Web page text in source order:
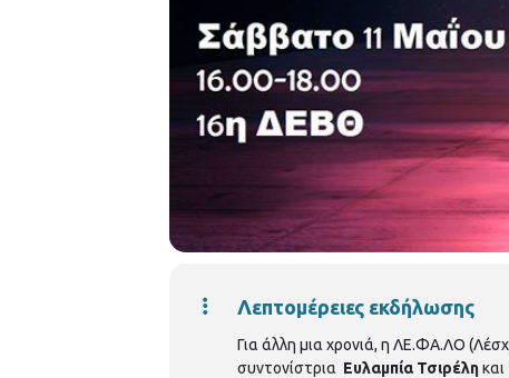
Λεπτομέρειες εκδήλωσης
Για άλλη μια χρονιά, η ΛΕ.ΦΑ.ΛΟ
συντονίστρια Ευλαμπία Τσιρέλη